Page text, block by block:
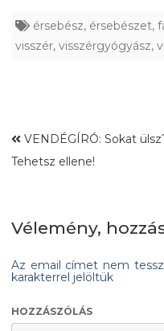
érsebész, érsebészet,
visszér, visszérgyógyász,
VENDÉGÍRÓ: Sokat
Tehetsz ellene!
Vélemény,
Az email címet nem
karakterrel jelöltük
HOZZÁSZÓLÁS